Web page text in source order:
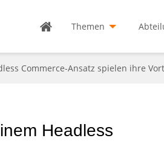
Themen
Commerce-Ansatz spielen ihre
Headless